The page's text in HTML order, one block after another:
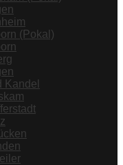
(Pokal)
Kandel